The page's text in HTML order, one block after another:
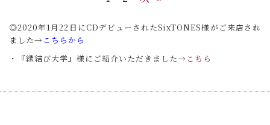
◎2020年1月22日にCDデビューされたSixTONES様がご来店され
ました→ こちらから
・『縁結び大学』様にご紹介いただきました→ こちら